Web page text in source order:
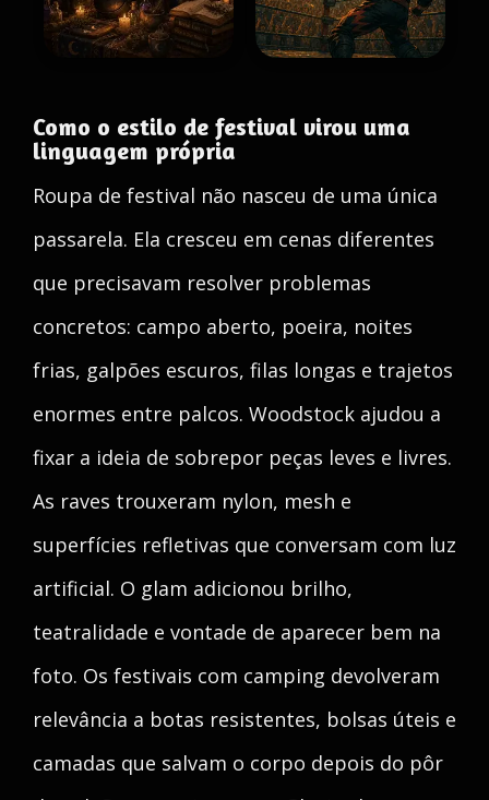
Como o estilo de festival virou uma
linguagem própria
Roupa de festival não nasceu de uma única
passarela. Ela cresceu em cenas diferentes
que precisavam resolver problemas
concretos: campo aberto, poeira, noites
frias, galpões escuros, filas longas e trajetos
enormes entre palcos. Woodstock ajudou a
fixar a ideia de sobrepor peças leves e livres.
As raves trouxeram nylon, mesh e
superfícies refletivas que conversam com luz
artificial. O glam adicionou brilho,
teatralidade e vontade de aparecer bem na
foto. Os festivais com camping devolveram
relevância a botas resistentes, bolsas úteis e
camadas que salvam o corpo depois do pôr